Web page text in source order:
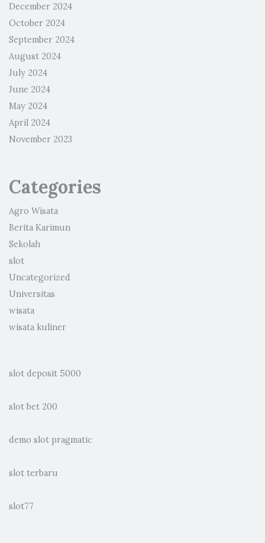
December 2024
October 2024
September 2024
August 2024
July 2024
June 2024
May 2024
April 2024
November 2023
Categories
Agro Wisata
Berita Karimun
Sekolah
slot
Uncategorized
Universitas
wisata
wisata kuliner
slot deposit 5000
slot bet 200
demo slot pragmatic
slot terbaru
slot77